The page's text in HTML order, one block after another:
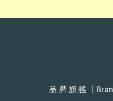
品 牌 旗 艦 ｜